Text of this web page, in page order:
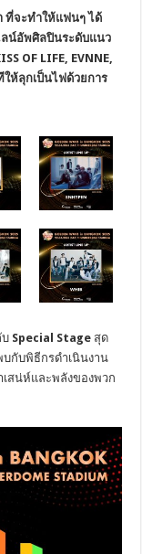
ที่จะทำให้แฟนๆ ได้
น์อัพศิลปินระดับแนว
OF LIFE, EVNNE,
ให้ลุกเป็นไฟด้วยการ
บ Special Stage สุด
กับพิธีกรดำเนินงาน
สน่ห์และพลังของพวก